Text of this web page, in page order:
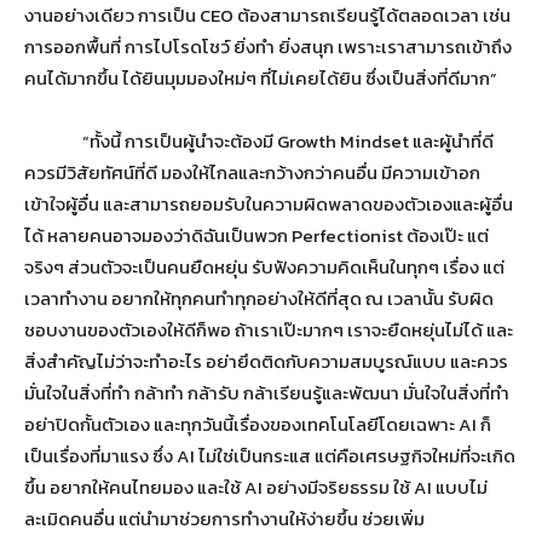
งานอย่างเดียว การเป็น CEO ต้องสามารถเรียนรู้ได้ตลอดเวลา เช่น
การออกพื้นที่ การไปโรดโชว์ ยิ่งทำ ยิ่งสนุก เพราะเราสามารถเข้าถึง
คนได้มากขึ้น ได้ยินมุมมองใหม่ๆ ที่ไม่เคยได้ยิน ซึ่งเป็นสิ่งที่ดีมาก”
“ทั้งนี้ การเป็นผู้นำจะต้องมี Growth Mindset และผู้นำที่ดี
ควรมีวิสัยทัศน์ที่ดี มองให้ไกลและกว้างกว่าคนอื่น มีความเข้าอก
เข้าใจผู้อื่น และสามารถยอมรับในความผิดพลาดของตัวเองและผู้อื่น
ได้ หลายคนอาจมองว่าดิฉันเป็นพวก Perfectionist ต้องเป๊ะ แต่
จริงๆ ส่วนตัวจะเป็นคนยืดหยุ่น รับฟังความคิดเห็นในทุกๆ เรื่อง แต่
เวลาทำงาน อยากให้ทุกคนทำทุกอย่างให้ดีที่สุด ณ เวลานั้น รับผิด
ชอบงานของตัวเองให้ดีก็พอ ถ้าเราเป๊ะมากๆ เราจะยืดหยุ่นไม่ได้ และ
สิ่งสำคัญไม่ว่าจะทำอะไร อย่ายึดติดกับความสมบูรณ์แบบ และควร
มั่นใจในสิ่งที่ทำ กล้าทำ กล้ารับ กล้าเรียนรู้และพัฒนา มั่นใจในสิ่งที่ทำ
อย่าปิดกั้นตัวเอง และทุกวันนี้เรื่องของเทคโนโลยีโดยเฉพาะ AI ก็
เป็นเรื่องที่มาแรง ซึ่ง AI ไม่ใช่เป็นกระแส แต่คือเศรษฐกิจใหม่ที่จะเกิด
ขึ้น อยากให้คนไทยมอง และใช้ AI อย่างมีจริยธรรม ใช้ AI แบบไม่
ละเมิดคนอื่น แต่นำมาช่วยการทำงานให้ง่ายขึ้น ช่วยเพิ่ม